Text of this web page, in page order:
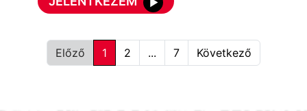
Előző 1 2 ... 7 Következő